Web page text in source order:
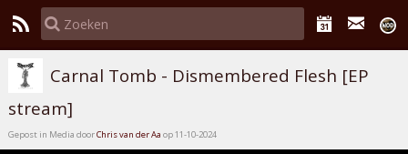
Carnal Tomb - Dismembered Flesh [EP
stream]
Gepost in Media doorChris van der Aa op 11-10-2024